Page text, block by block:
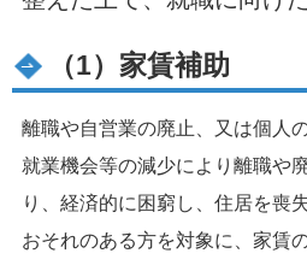
（1）家賃補助
離職や自営業の廃止、又は個人
就業機会等の減少により離職や
り、経済的に困窮し、住居を喪
おそれのある方を対象に、家賃